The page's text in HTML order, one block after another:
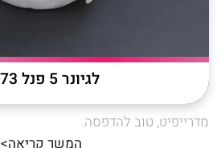
לגיונר 5 פנל 1073
מדרייפיט, טוב להדפסה.
המשך קריאה>